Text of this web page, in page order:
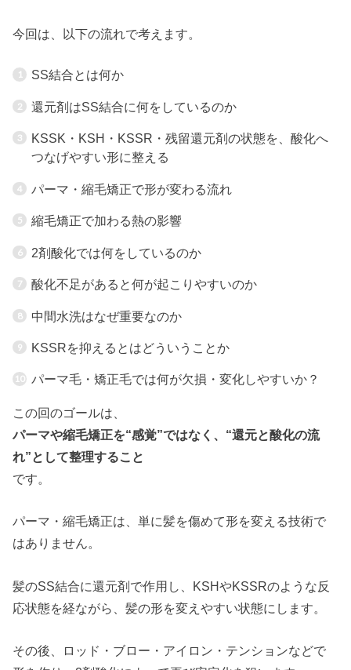
今回は、以下の流れで考えます。
SS結合とは何か
還元剤はSS結合に何をしているのか
KSSK・KSH・KSSR・残留還元剤の状態を、酸化へ
つなげやすい形に整える
パーマ・縮毛矯正で形が変わる流れ
縮毛矯正で加わる熱の影響
2剤酸化では何をしているのか
酸化不足があると何が起こりやすいのか
中間水洗はなぜ重要なのか
KSSRを抑えるとはどういうことか
パーマ毛・矯正毛では何が欠損・変化しやすいか？
この回のゴールは、
パーマや縮毛矯正を“感覚”ではなく、“還元と酸化の流
れ”として整理すること
です。
パーマ・縮毛矯正は、単に髪を傷めて形を変える技術で
はありません。
髪のSS結合に還元剤で作用し、KSHやKSSRのような反
応状態を経ながら、髪の形を変えやすい状態にします。
その後、ロッド・ブロー・アイロン・テンションなどで